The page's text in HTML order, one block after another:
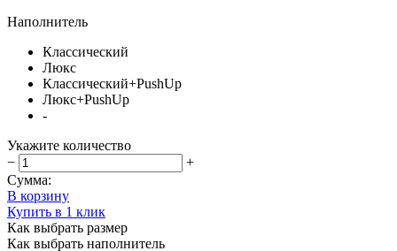
Наполнитель
Классический
Люкс
Классический+PushUp
Люкс+PushUp
-
Укажите количество
−
+
Сумма:
В корзину
Купить в 1 клик
Как выбрать размер
Как выбрать наполнитель